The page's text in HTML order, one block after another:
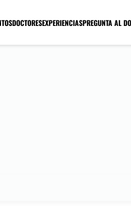
DOCTORESEXPERIENCIASPREGUNTA AL